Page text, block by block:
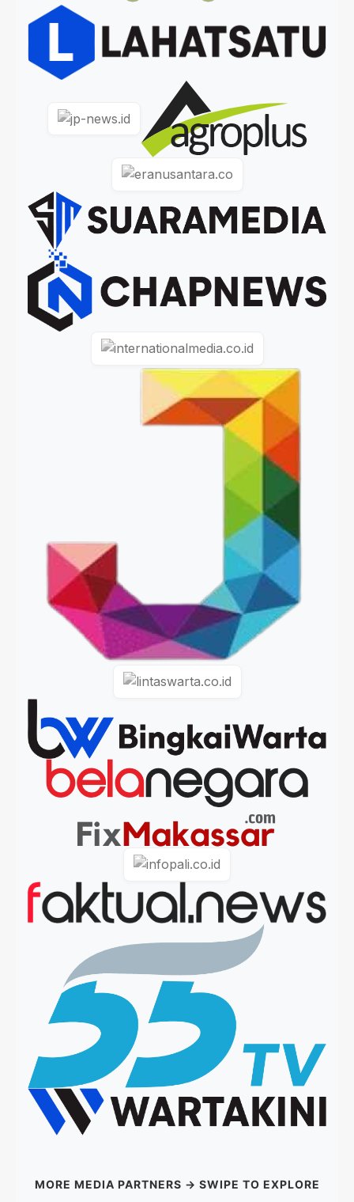
MORE MEDIA PARTNERS → SWIPE TO EXPLORE